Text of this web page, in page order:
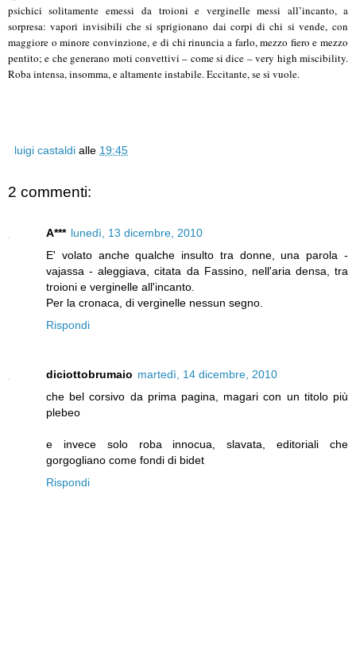
psichici solitamente emessi da troioni e verginelle messi all’incanto, a
sorpresa: vapori invisibili che si sprigionano dai corpi di chi si vende, con
maggiore o minore convinzione, e di chi rinuncia a farlo, mezzo fiero e mezzo
pentito; e che generano moti convettivi – come si dice – very high miscibility.
Roba intensa, insomma, e altamente instabile. Eccitante, se si vuole.
luigi castaldi alle 19:45
2 commenti:
A*** lunedì, 13 dicembre, 2010
E' volato anche qualche insulto tra donne, una parola -
vajassa - aleggiava, citata da Fassino, nell'aria densa, tra
troioni e verginelle all'incanto.
Per la cronaca, di verginelle nessun segno.
Rispondi
diciottobrumaio martedì, 14 dicembre, 2010
che bel corsivo da prima pagina, magari con un titolo più
plebeo
e invece solo roba innocua, slavata, editoriali che
gorgogliano come fondi di bidet
Rispondi